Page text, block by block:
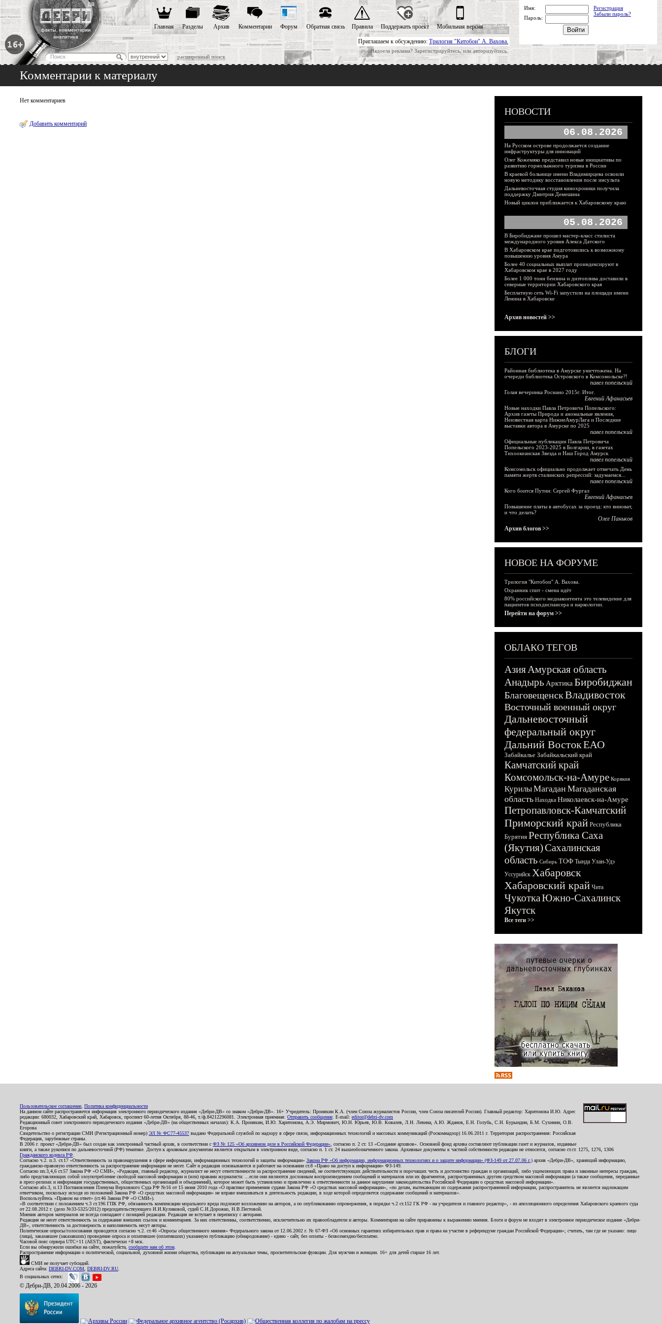
Приглашаем к обсуждению: Трилогия "Китобои" А. Вахова.
Надоела реклама? Зарегистрируйтесь, или авторизуйтесь.
расширенный поиск
Главная Разделы Архив Комментарии Форум Обратная связь Правила Поддержать проект Мобильная версия
Имя:
Регистрация
Забыли пароль?
Пароль:
Комментарии к материалу
Нет комментариев
Добавить комментарий
НОВОСТИ
06.08.2026
На Русском острове продолжается создание
инфраструктуры для инноваций
Олег Кожемяко представил новые инициативы по
развитию горнолыжного туризма в России
В краевой больнице имени Владимирцева освоили
новую методику восстановления после инсульта
Дальневосточная студия кинохроники получила
поддержку Дмитрия Демешина
Новый циклон приближается к Хабаровскому краю
05.08.2026
В Биробиджане прошел мастер-класс стилиста
международного уровня Алекса Датского
В Хабаровском крае подготовились к возможному
повышению уровня Амура
Более 40 социальных выплат проиндексируют в
Хабаровском крае в 2027 году
Более 1 000 тонн бензина и дизтоплива доставили в
северные территории Хабаровского края
Бесплатную сеть Wi-Fi запустили на площади имени
Ленина в Хабаровске
Архив новостей >>
БЛОГИ
Районная библиотека в Амурске уничтожена. На
очереди библиотека Островского в Комсомольске?!
павел попельский
Голая вечеринка Роснано 2015г. Итог.
Евгений Афанасьев
Новые находки Павла Петровича Попельского:
Архив газеты Природа и аномальные явления,
Неизвестная карта НижнеАмурЛага и Последние
выставки автора в Амурске по 2025
павел попельский
Официальные публикации Павла Петровича
Попельского 2023-2025 в Болгарии, в газетах
Тихоокеанская Звезда и Наш Город Амурск
павел попельский
Комсомольск официально продолжает отмечать День
памяти жертв сталинских репрессий: задумаемся...
павел попельский
Кого боится Путин: Сергей Фургал
Евгений Афанасьев
Повышение платы в автобусах за проезд: кто виноват,
и что делать?
Олег Паньков
Архив блогов >>
НОВОЕ НА ФОРУМЕ
Трилогия "Китобои" А. Вахова.
Охранник спит - смена идёт
80% российского медиаконтента это телевидение для
пациентов психдиспансера и наркологии.
Перейти на форум >>
ОБЛАКО ТЕГОВ
АзияАмурская область
Анадырь Арктика Биробиджан
БлаговещенскВладивосток
Восточный военный округ
Дальневосточный
федеральный округ
Дальний ВостокЕАО
Забайкалье Забайкальский край
Камчатский край
Комсомольск-на-Амуре Корякия
КурилыМагадан Магаданская
область Находка Николаевск-на-Амуре
Петропавловск-Камчатский
Приморский край Республика
Бурятия Республика Саха
(Якутия)Сахалинская
область Сибирь ТОФ Тында Улан-Удэ
Уссурийск Хабаровск
Хабаровский край Чита
ЧукоткаЮжно-Сахалинск
Якутск
Все теги >>
Пользовательское соглашение Политика конфиденциальности
На данном сайте распространяется информация электронного периодического издания «Дебри-ДВ» со знаком «Дебри-ДВ». 16+ Учредитель: Пронякин К.А. (член Союза журналистов России, член Союза писателей России). Главный редактор: Харитонова И.Ю. Адрес
редакции: 680032, Хабаровский край, Хабаровск, проспект 60-летия Октября, 88-46, т./ф.84212296081. Электронная приемная: Отправить сообщение . E-mail: editor@debri-dv.com
Редакционный совет электронного периодического издания «Дебри-ДВ» (на общественных началах): К.А. Пронякин, И.Ю. Харитонова, А.Э. Мирмович, Ю.Н. Юрьев, Ю.В. Ковалев, Л.Н. Левина, А.Ю. Жданов, Е.Н. Голубь, С.Н. Бурындин, Б.М. Сухинин, О.В.
Егорова
Свидетельство о регистрации СМИ (Регистрационный номер) ЭЛ № ФС77-45537 выдано Федеральной службой по надзору в сфере связи, информационных технологий и массовых коммуникаций (Роскомнадзор) 16.06.2011 г. Территория распространения: Российская
Федерация, зарубежные страны.
В 2006 г. проект «Дебри-ДВ» был создан как электронный частный архив, в соответствии с ФЗ № 125 «Об архивном деле в Российской Федерации» , согласно п. 2 ст. 13 «Создание архивов». Основной фонд архива составляют публикации газет и журналов, изданные
книги, а также рукописи по дальневосточной (РФ) тематике. Доступ к архивным документам является открытым в электронном виде, согласно п. 1 ст. 24 вышеобозначенного закона. Архивные документы к частной собственности редакции не относятся, согласно ст.ст. 1275, 1276, 1306
Гражданского кодекса РФ
Согласно ч.2. п.3. ст.17 «Ответственность за правонарушения в сфере информации, информационных технологий и защиты информации» Закона РФ «Об информации, информационных технологиях и о защите информации» (ФЗ-149 от 27.07.06 г.) архив «Дебри-ДВ», хранящий информацию,
гражданско-правовую ответственность за распространение информации не несет. Сайт и редакция основываются и работают на основании ст.8 «Право на доступ к информации» ФЗ-149.
Согласно пп.3,4,6 ст.57 Закона РФ «О СМИ», «Редакция, главный редактор, журналист не несут ответственности за распространение сведений, не соответствующих действительности и порочащих честь и достоинство граждан и организаций, либо ущемляющих права и законные интересы граждан,
либо представляющих собой злоупотребление свободой массовой информации и (или) правами журналиста: ...если они являются дословным воспроизведением сообщений и материалов или их фрагментов, распространенных другим средством массовой информации (а также сообщения, переданные
в пресс-релизах и информация государственных, общественных организаций и объединений), которое может быть установлено и привлечено к ответственности за данное нарушение законодательства Российской Федерации о средствах массовой информации».
Согласно абз.3, п.13 Постановления Пленума Верховного Суда РФ №16 от 15 июня 2010 года «О практике применения судами Закона РФ «О средствах массовой информации», «по делам, вытекающим из содержания распространенной информации, распространитель не является надлежащим
ответчиком, поскольку исходя из положений Закона РФ «О средствах массовой информации» не вправе вмешиваться в деятельность редакции, в ходе которой определяется содержание сообщений и материалов».
Воспользуйтесь «Правом на ответ» (ст.46 Закона РФ «О СМИ»).
«В соответствии с положением ч.3 ст.196 ГПК РФ, обязанность компенсации морального вреда подлежит возложению на авторов, а по опубликованию опровержения, в порядке ч.2 ст.152 ГК РФ - на учредителя и главного редактор», - из апелляционного определения Хабаровского краевого суда
от 22.08.2012 г. (дело №33-5325/2012) председательствующего И.И.Куликовой, судей С.И.Дорожко, Н.В.Пестовой.
Мнения авторов материалов не всегда совпадают с позицией редакции. Редакция не вступает в переписку с авторами.
Редакция не несет ответственность за содержание внешних ссылок и комментариев. За них ответственны, соответственно, исключительно их правообладатели и авторы. Комментарии на сайте приравнены к выражению мнения. Блоги и форум не входят в электронное периодическое издание «Дебри-
ДВ», ответственность за достоверность и наполняемость несут авторы.
Политические опросы/голосования проводятся согласно ч.2. ст.46 «Опросы общественного мнения» Федерального закона от 12.06.2002 г. № 67-ФЗ «Об основных гарантиях избирательных прав и права на участие в референдуме граждан Российской Федерации»; считать, там где не указано: лицо
(лица), заказавшее (заказавших) проведение опроса и оплатившее (оплативших) указанную публикацию (обнародование) - едино - сайт, без оплаты - безвозмездно/бесплатно.
Часовой пояс сервера UTC+11 (AEST), фактически +8 мск.
Если вы обнаружили ошибки на сайте, пожалуйста, сообщите нам об этом
Распространение информации о политической, социальной, духовной жизни общества, публикации на актуальные темы, просветительские функции. Для мужчин и женщин. 16+ для детей старше 16 лет.
СМИ не получает субсидий.
Адреса сайта: DEBRI-DV.COM DEBRI-DV.RU
В социальных сетях:
© Дебри-ДВ, 20.04.2006 - 2026